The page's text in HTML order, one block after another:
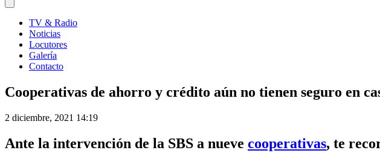
TV & Radio
Noticias
Locutores
Galería
Contacto
Cooperativas de ahorro y crédito aún no tienen seguro en
2 diciembre, 2021 14:19
Ante la intervención de la SBS a nueve cooperativas, te